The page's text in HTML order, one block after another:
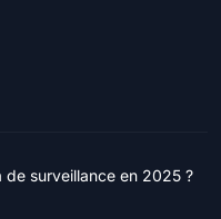
de surveillance en 2025 ?